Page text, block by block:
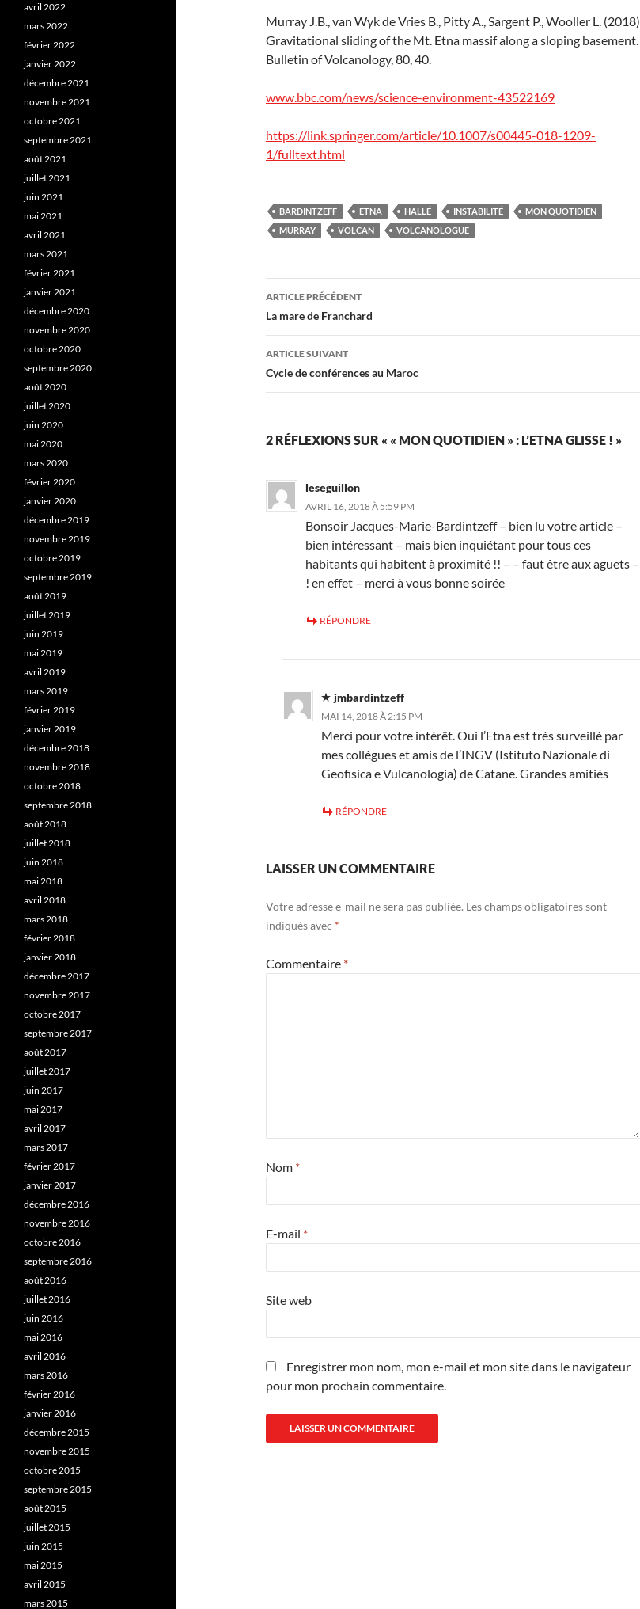
Murray J.B., van Wyk de Vries B., Pitty A., Sargent P., Wooller L. (2018)
Gravitational sliding of the Mt. Etna massif along a sloping basement.
Bulletin of Volcanology, 80, 40.
www.bbc.com/news/science-environment-43522169
https://link.springer.com/article/10.1007/s00445-018-1209-
1/fulltext.html
BARDINTZEFF ETNA HALLÉ INSTABILITÉ
MON QUOTIDIEN
MURRAY
VOLCAN VOLCANOLOGUE
Navigation
des
articles
ARTICLE PRÉCÉDENT
La mare de Franchard
ARTICLE SUIVANT
Cycle de conférences au Maroc
2 RÉFLEXIONS SUR « « MON QUOTIDIEN » : L’ETNA GLISSE ! »
leseguillon
AVRIL 16, 2018 À 5:59 PM
Bonsoir Jacques-Marie-Bardintzeff – bien lu votre article –
bien intéressant – mais bien inquiétant pour tous ces
habitants qui habitent à proximité !! – – faut être aux aguets –
! en effet – merci à vous bonne soirée
RÉPONDRE
jmbardintzeff
MAI 14, 2018 À 2:15 PM
Merci pour votre intérêt. Oui l’Etna est très surveillé par
mes collègues et amis de l’INGV (Istituto Nazionale di
Geofisica e Vulcanologia) de Catane. Grandes amitiés
RÉPONDRE
LAISSER UN COMMENTAIRE
Votre adresse e-mail ne sera pas publiée. Les champs obligatoires sont
indiqués avec *
Commentaire *
Nom *
E-mail *
Site web
Enregistrer mon nom, mon e-mail et mon site dans le navigateur
pour mon prochain commentaire.
avril 2022
mars 2022
février 2022
janvier 2022
décembre 2021
novembre 2021
octobre 2021
septembre 2021
août 2021
juillet 2021
juin 2021
mai 2021
avril 2021
mars 2021
février 2021
janvier 2021
décembre 2020
novembre 2020
octobre 2020
septembre 2020
août 2020
juillet 2020
juin 2020
mai 2020
mars 2020
février 2020
janvier 2020
décembre 2019
novembre 2019
octobre 2019
septembre 2019
août 2019
juillet 2019
juin 2019
mai 2019
avril 2019
mars 2019
février 2019
janvier 2019
décembre 2018
novembre 2018
octobre 2018
septembre 2018
août 2018
juillet 2018
juin 2018
mai 2018
avril 2018
mars 2018
février 2018
janvier 2018
décembre 2017
novembre 2017
octobre 2017
septembre 2017
août 2017
juillet 2017
juin 2017
mai 2017
avril 2017
mars 2017
février 2017
janvier 2017
décembre 2016
novembre 2016
octobre 2016
septembre 2016
août 2016
juillet 2016
juin 2016
mai 2016
avril 2016
mars 2016
février 2016
janvier 2016
décembre 2015
novembre 2015
octobre 2015
septembre 2015
août 2015
juillet 2015
juin 2015
mai 2015
avril 2015
mars 2015